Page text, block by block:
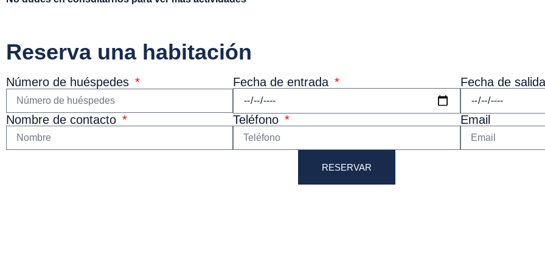
Reserva una habitación
Número de huéspedes Fecha de entrada Fecha de
Nombre de contacto Teléfono Email
RESERVAR